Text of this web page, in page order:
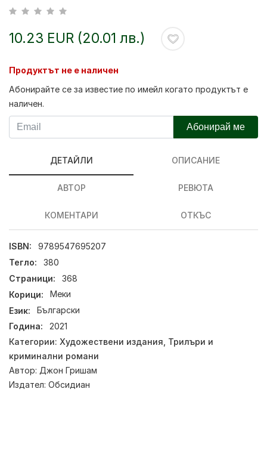
10.23 EUR (20.01 лв.)
Продуктът не е наличен
Абонирайте се за известие по имейл когато продуктът е
наличен.
Абонирай ме
ДЕТАЙЛИ ОПИСАНИЕ
АВТОР РЕВЮТА
КОМЕНТАРИ ОТКЪС
ISBN:
9789547695207
Тегло:
380
Страници:
368
Корици:
Меки
Език:
Български
Година:
2021
Категории: Художествени издания Трилъри и
криминални романи
Автор: Джон Гришам
Издател: Обсидиан